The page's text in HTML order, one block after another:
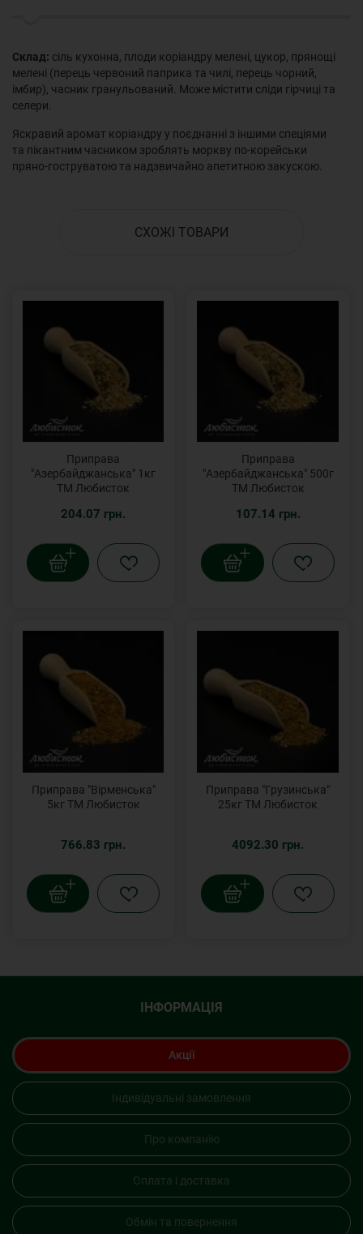
Склад: сіль кухонна, плоди коріандру мелені, цукор, прянощі
мелені (перець червоний паприка та чилі, перець чорний,
імбир), часник гранульований. Може містити сліди гірчиці та
селери.
Яскравий аромат коріандру у поєднанні з іншими спеціями
та пікантним часником зроблять моркву по-корейськи
пряно-гоструватою та надзвичайно апетитною закускою.
СХОЖІ ТОВАРИ
Приправа
"Азербайджанська" 1кг
ТМ Любисток
204.07 грн.
Приправа
"Азербайджанська" 500г
ТМ Любисток
107.14 грн.
Приправа "Вірменська"
5кг ТМ Любисток
766.83 грн.
Приправа "Грузинська"
25кг ТМ Любисток
4092.30 грн.
ІНФОРМАЦІЯ
Акції
Індивідуальні замовлення
Про компанію
Оплата і доставка
Обмін та повернення